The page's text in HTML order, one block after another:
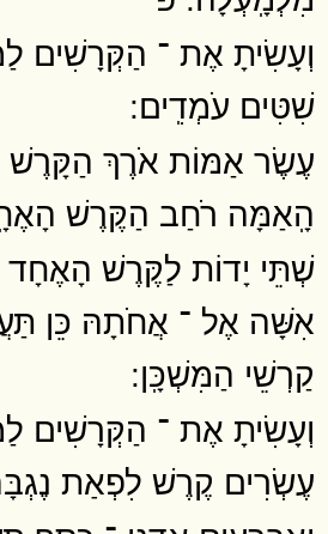
וְעָשִׂיתָ אֶת ־ הַקְּרָשִׁים
שִׁטִּים עֹמְדִֽים ׃
עֶשֶׂר אַמּוֹת אֹרֶךְ הַקָּרֶשׁ
הָֽאַמָּה רֹחַב הַקֶּרֶשׁ
שְׁתֵּי יָדוֹת לַקֶּרֶשׁ
אִשָּׁה אֶל ־ אֲחֹתָהּ כֵּן
קַרְשֵׁי הַמִּשְׁכָּֽן ׃
וְעָשִׂיתָ אֶת ־ הַקְּרָשִׁים
עֶשְׂרִים קֶרֶשׁ לִפְאַת